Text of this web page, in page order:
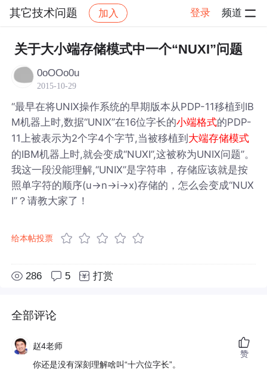
其它技术问题 加入 登录 频道
社区 其它技术问题 帖子详情
关于大小端存储模式中一个“NUXI”问题
0oOOo0u
2015-10-29
“最早在将UNIX操作系统的早期版本从PDP-11移植到IB
M机器上时,数据“UNIX”在16位字长的小端格式的PDP-
11上被表示为2个字4个字节,当被移植到大端存储模式
的IBM机器上时,就会变成“NUXI”,这被称为UNIX问题”。
我这一段没能理解,“UNIX”是字符串，存储应该就是按
照单字符的顺序(u->n->i->x)存储的，怎么会变成“NUX
I”？请教大家了！
给本帖投票
286 5 打赏
全部评论
赵4老师
你还是没有深刻理解啥叫“十六位字长”。
赞